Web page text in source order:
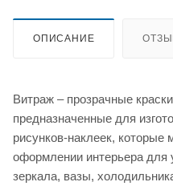
ОПИСАНИЕ
Витраж – прозрачные
предназначенные для
рисунков-наклеек, которые
оформлении интерьера для
зеркала, вазы,